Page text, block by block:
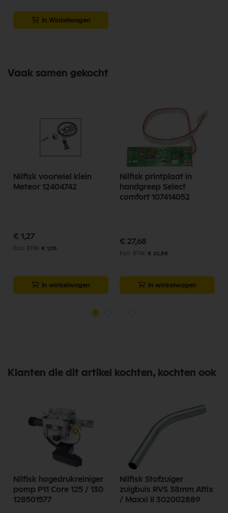
In Winkelwagen
Vaak samen gekocht
Nilfisk voorwiel klein
Meteor 12404742
€ 1,27
€ 1,05
In winkelwagen
Nilfisk printplaat in
handgreep Select
comfort 107414052
€ 27,68
€ 22,88
In winkelwagen
Klanten die dit artikel kochten, kochten ook
Nilfisk hogedrukreiniger
pomp P11 Core 125 / 130
128501577
Nilfisk Stofzuiger
zuigbuis RVS 38mm Attix
/ Maxxi II 302002889